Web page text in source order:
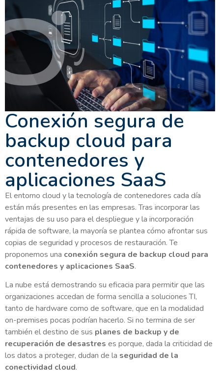
Conexión segura de
backup cloud para
contenedores y
aplicaciones SaaS
El entorno cloud y la tecnología de contenedores cada día
están más presentes en las empresas. Tras incorporar las
ventajas de su uso para el despliegue y la incorporación
rápida de software, la mayoría se plantea cómo afrontar sus
copias de seguridad y procesos de restauración. Te
proponemos una conexión segura de backup cloud para
contenedores y aplicaciones SaaS.
La nube está demostrando su eficacia para permitir que las
organizaciones accedan de forma sencilla a soluciones TI,
tanto de hardware como de software, que en la modalidad
on-premises pocas podrían hacerlo. Si no termina de ser
también el destino de sus planes de backup y de
recuperación de desastres es porque, dada la criticidad de
los datos a proteger, dudan de la seguridad de la
conectividad cloud.